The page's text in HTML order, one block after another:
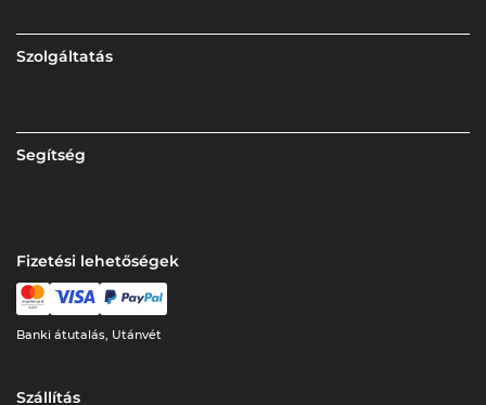
Szolgáltatás
Segítség
Fizetési lehetőségek
Banki átutalás, Utánvét
Szállítás